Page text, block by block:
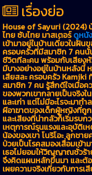
เรื่องย่อ
House of Sayuri (2024)
ไทย ซับไทย มาสเตอร์ดูหนั
เข้ามาอยู่ในบ้านเดี่ยวในฝัน
ครอบครัวที่มีสมาชิก 7 คน
ชีวิตทีละคน พร้อมกับเสียงหั
มีบางอย่างอยู่ในบ้านหลังนี้
เสียสละ ครอบครัว
สมาชิก 7 คน รู้สึกดีใจเมื่อค
ของพวกเขากลายเป็นจริง
และเก่า แต่ไม่มีอะไรจะมาท
ผีอาฆาตของเด็กผู้หญิงที่ถูก
และเสียงที่น่ากลัวก็เริ่มรบ
เหตุการณ์รุนแรงและอุบัติเ
น้องของเขา โนริโอะ ลูกช
ป่วยเป็นโรคสมองเสื่อมเข้
เธอไม่ยอมให้วิญญาณชั่วร้า
จึงคิดแผนหลักขึ้นมา และต้อ
เผยความจริงเกี่ยวกับการ